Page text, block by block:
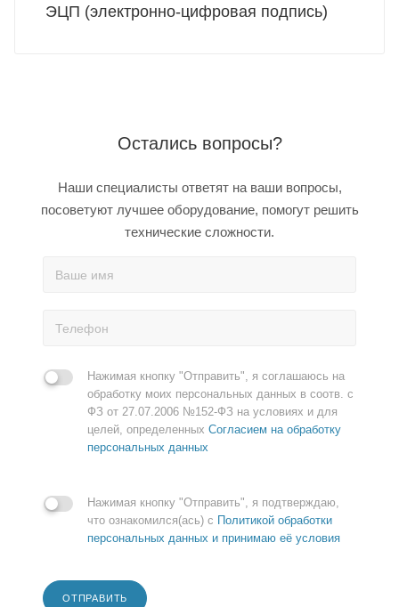
ЭЦП (электронно-цифровая подпись)
Остались вопросы?
Наши специалисты ответят на ваши вопросы,
посоветуют лучшее оборудование, помогут решить
технические сложности.
Нажимая кнопку "Отправить", я соглашаюсь на
обработку моих персональных данных в соотв. с
ФЗ от 27.07.2006 №152-ФЗ на условиях и для
целей, определенных Согласием на обработку
персональных данных
Нажимая кнопку "Отправить", я подтверждаю,
что ознакомился(ась) с Политикой обработки
персональных данных и принимаю её условия
ОТПРАВИТЬ